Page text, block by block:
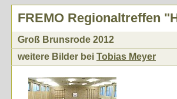
FREMO Regionaltreffen
Groß Brunsrode 2012
weitere Bilder bei Tobias Meyer